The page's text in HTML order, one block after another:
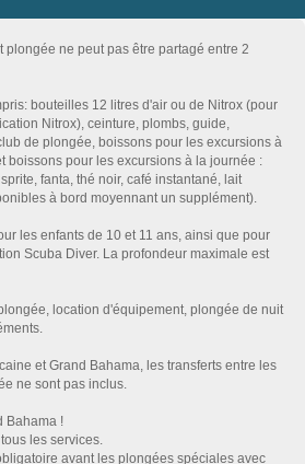
plongée ne peut pas être partagé entre 2
bouteilles 12 litres d'air ou de Nitrox (pour
Nitrox), ceinture, plombs, guide,
de plongée, boissons pour les excursions à
boissons pour les excursions à la journée :
fanta, thé noir, café instantané, lait
à bord moyennant un supplément).
les enfants de 10 et 11 ans, ainsi que pour
Scuba Diver. La profondeur maximale est
location d'équipement, plongée de nuit
et Grand Bahama, les transferts entre les
ne sont pas inclus.
Bahama !
les services.
avant les plongées spéciales avec